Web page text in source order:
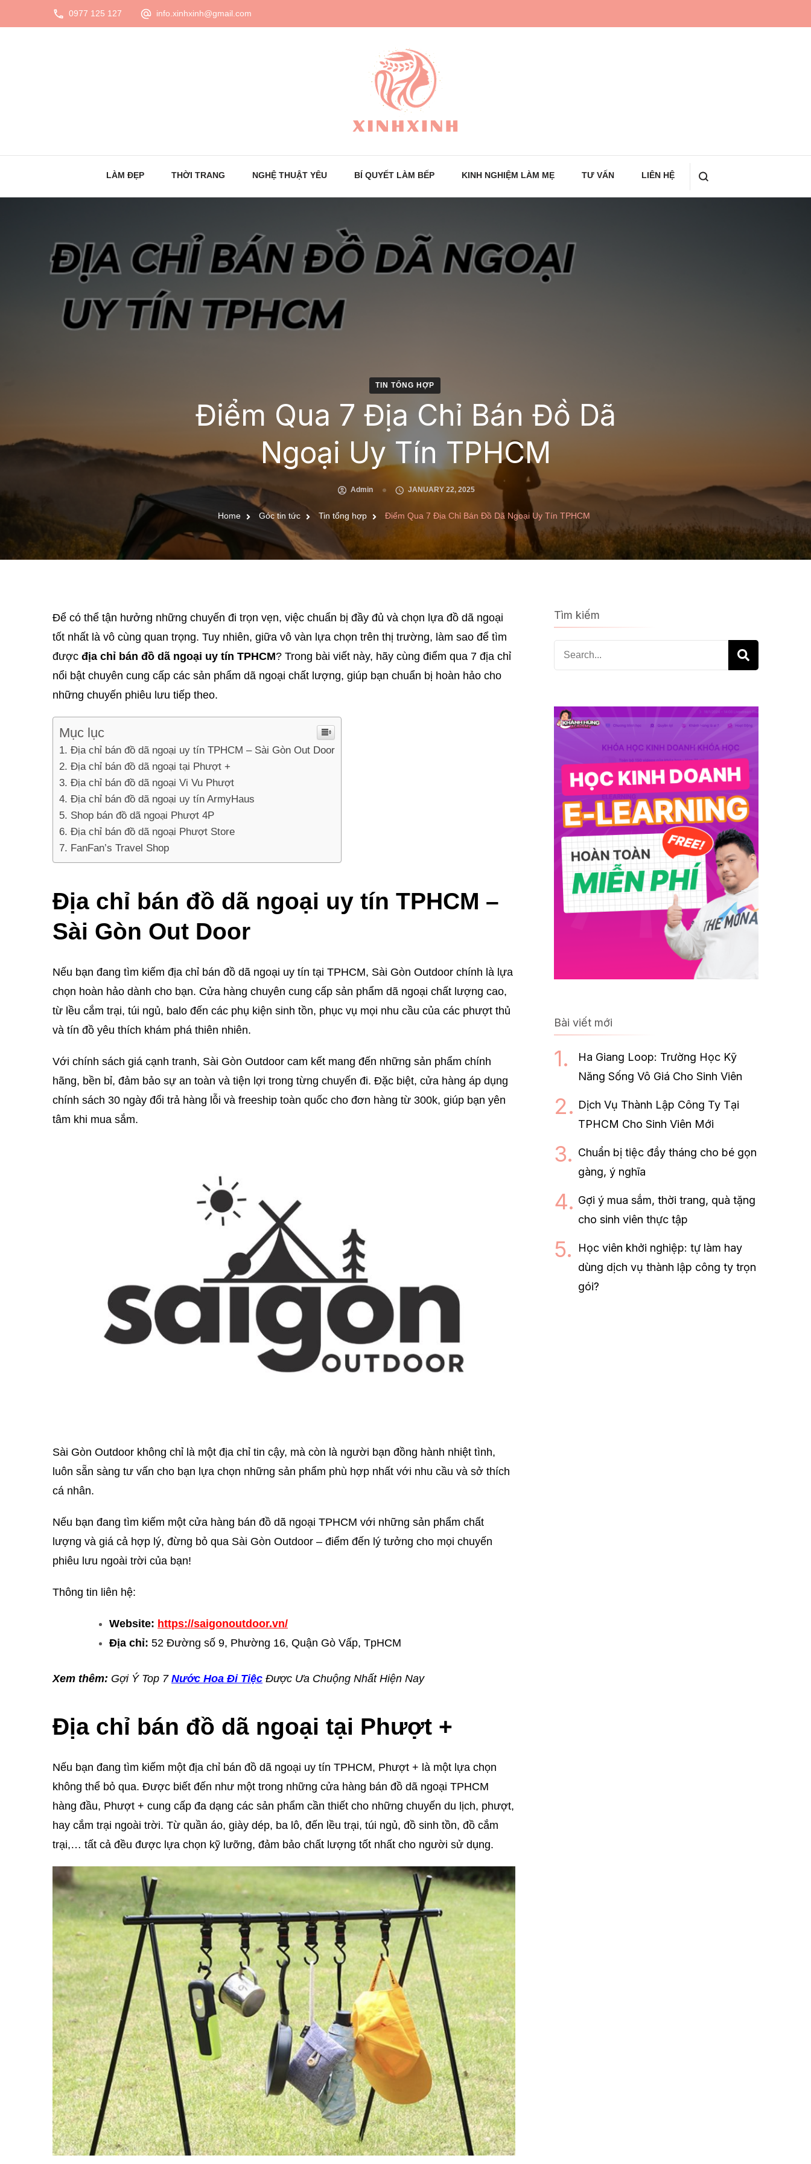
0977 125 127 info.xinhxinh@gmail.com
XinhXinh
Trang tin tức cho phái đẹp
LÀM ĐẸP THỜI TRANG NGHỆ THUẬT YÊU BÍ QUYẾT LÀM BẾP KINH NGHIỆM LÀM MẸ TƯ VẤN LIÊN HỆ
TIN TỔNG HỢP
Điểm Qua 7 Địa Chỉ Bán Đồ Dã
Ngoại Uy Tín TPHCM
Admin JANUARY 22, 2025
Home Góc tin tức Tin tổng hợp Điểm Qua 7 Địa Chỉ Bán Đồ Dã Ngoại Uy Tín TPHCM
Để có thể tận hưởng những chuyến đi trọn vẹn, việc chuẩn bị đầy đủ và chọn lựa đồ dã ngoại
tốt nhất là vô cùng quan trọng. Tuy nhiên, giữa vô vàn lựa chọn trên thị trường, làm sao để tìm
được địa chỉ bán đồ dã ngoại uy tín TPHCM? Trong bài viết này, hãy cùng điểm qua 7 địa chỉ
nổi bật chuyên cung cấp các sản phẩm dã ngoại chất lượng, giúp bạn chuẩn bị hoàn hảo cho
những chuyến phiêu lưu tiếp theo.
Mục lục
Địa chỉ bán đồ dã ngoại uy tín TPHCM – Sài Gòn Out Door
Địa chỉ bán đồ dã ngoại tại Phượt +
Địa chỉ bán đồ dã ngoại Vi Vu Phượt
Địa chỉ bán đồ dã ngoại uy tín ArmyHaus
Shop bán đồ dã ngoại Phượt 4P
Địa chỉ bán đồ dã ngoại Phượt Store
FanFan’s Travel Shop
Địa chỉ bán đồ dã ngoại uy tín TPHCM –
Sài Gòn Out Door
Nếu bạn đang tìm kiếm địa chỉ bán đồ dã ngoại uy tín tại TPHCM, Sài Gòn Outdoor chính là lựa
chọn hoàn hảo dành cho bạn. Cửa hàng chuyên cung cấp sản phẩm dã ngoại chất lượng cao,
từ lều cắm trại, túi ngủ, balo đến các phụ kiện sinh tồn, phục vụ mọi nhu cầu của các phượt thủ
và tín đồ yêu thích khám phá thiên nhiên.
Với chính sách giá cạnh tranh, Sài Gòn Outdoor cam kết mang đến những sản phẩm chính
hãng, bền bỉ, đảm bảo sự an toàn và tiện lợi trong từng chuyến đi. Đặc biệt, cửa hàng áp dụng
chính sách 30 ngày đổi trả hàng lỗi và freeship toàn quốc cho đơn hàng từ 300k, giúp bạn yên
tâm khi mua sắm.
Sài Gòn Outdoor không chỉ là một địa chỉ tin cậy, mà còn là người bạn đồng hành nhiệt tình,
luôn sẵn sàng tư vấn cho bạn lựa chọn những sản phẩm phù hợp nhất với nhu cầu và sở thích
cá nhân.
Nếu bạn đang tìm kiếm một cửa hàng bán đồ dã ngoại TPHCM với những sản phẩm chất
lượng và giá cả hợp lý, đừng bỏ qua Sài Gòn Outdoor – điểm đến lý tưởng cho mọi chuyến
phiêu lưu ngoài trời của bạn!
Thông tin liên hệ:
Website: https://saigonoutdoor.vn/
Địa chỉ: 52 Đường số 9, Phường 16, Quận Gò Vấp, TpHCM
Xem thêm: Gợi Ý Top 7 Nước Hoa Đi Tiệc Được Ưa Chuộng Nhất Hiện Nay
Địa chỉ bán đồ dã ngoại tại Phượt +
Nếu bạn đang tìm kiếm một địa chỉ bán đồ dã ngoại uy tín TPHCM, Phượt + là một lựa chọn
không thể bỏ qua. Được biết đến như một trong những cửa hàng bán đồ dã ngoại TPHCM
hàng đầu, Phượt + cung cấp đa dạng các sản phẩm cần thiết cho những chuyến du lịch, phượt,
hay cắm trại ngoài trời. Từ quần áo, giày dép, ba lô, đến lều trại, túi ngủ, đồ sinh tồn, đồ cắm
trại,… tất cả đều được lựa chọn kỹ lưỡng, đảm bảo chất lượng tốt nhất cho người sử dụng.
Tìm kiếm
Search
for:
Bài viết mới
Ha Giang Loop: Trường Học Kỹ
Năng Sống Vô Giá Cho Sinh Viên
Dịch Vụ Thành Lập Công Ty Tại
TPHCM Cho Sinh Viên Mới
Chuẩn bị tiệc đầy tháng cho bé gọn
gàng, ý nghĩa
Gợi ý mua sắm, thời trang, quà tặng
cho sinh viên thực tập
Học viên khởi nghiệp: tự làm hay
dùng dịch vụ thành lập công ty trọn
gói?